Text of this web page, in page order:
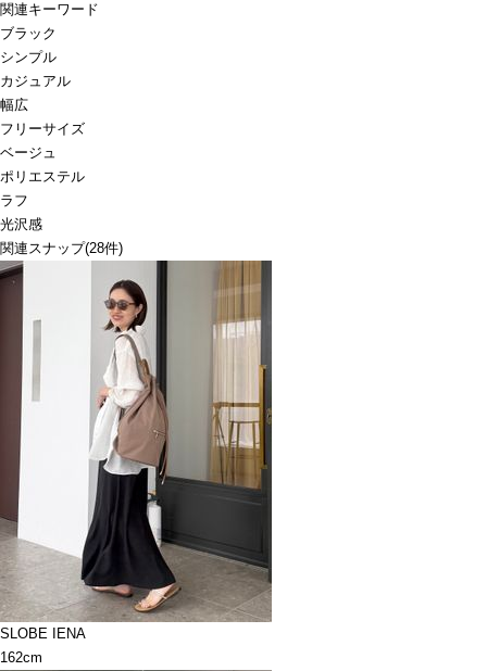
関連キーワード
ブラック
シンプル
カジュアル
幅広
フリーサイズ
ベージュ
ポリエステル
ラフ
光沢感
関連スナップ(28件)
SLOBE IENA
162cm